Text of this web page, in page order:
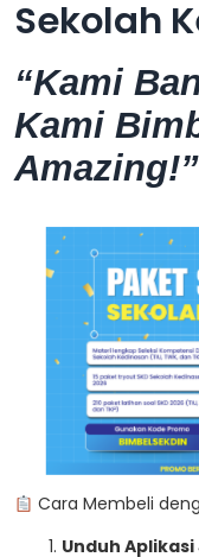
Sekolah
“Kami
Kami
Amazing!”
Cara Membeli
Unduh Aplikasi